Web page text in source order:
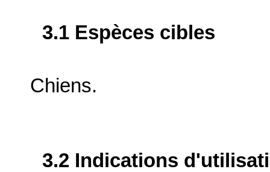
3.1 Espèces cibles
Chiens.
3.2 Indications